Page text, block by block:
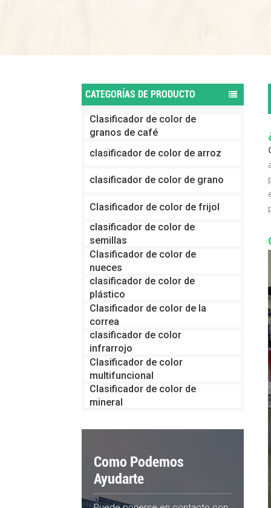
CATEGORÍAS DE PRODUCTO
Clasificador de color de
granos de café
clasificador de color de arroz
clasificador de color de grano
Clasificador de color de frijol
clasificador de color de
semillas
Clasificador de color de
nueces
clasificador de color de
plástico
Clasificador de color de la
correa
clasificador de color
infrarrojo
Clasificador de color
multifuncional
Clasificador de color de
mineral
Como Podemos
Ayudarte